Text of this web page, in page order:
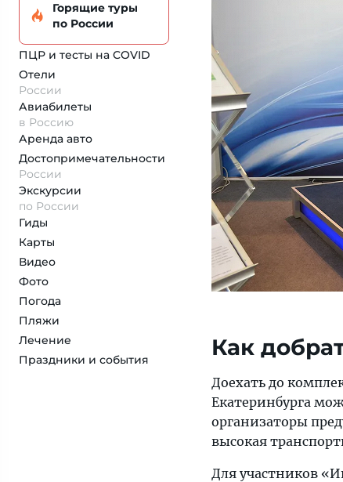
Горящие туры
по России
ПЦР и тесты на COVID
Отели
России
Авиабилеты
в Россию
Аренда авто
Достопримеча­тельности
России
Экскурсии
по России
Гиды
Карты
Видео
Фото
Погода
Пляжи
Лечение
Праздники и события
Как
Доехать до
Екатеринбурга
организаторы
высокая
Для участников